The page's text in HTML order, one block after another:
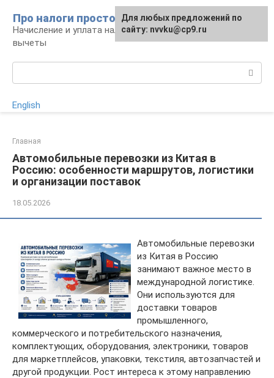
контенту
Про налоги просто
Начисление и уплата налогов, налоговые
вычеты
English
Главная
Автомобильные перевозки из Китая в
Россию: особенности маршрутов, логистики
и организации поставок
18.05.2026
Автомобильные перевозки
из Китая в Россию
занимают важное место в
международной логистике.
Они используются для
доставки товаров
промышленного,
коммерческого и потребительского назначения,
комплектующих, оборудования, электроники, товаров
для маркетплейсов, упаковки, текстиля, автозапчастей и
другой продукции. Рост интереса к этому направлению
Для любых предложений по
сайту: nvvku@cp9.ru